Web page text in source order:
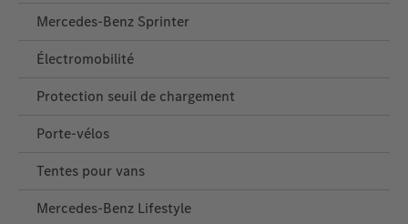
Mercedes-Benz Sprinter
Électromobilité
Protection seuil de chargement
Porte‑vélos
Tentes pour vans
Mercedes‑Benz Lifestyle